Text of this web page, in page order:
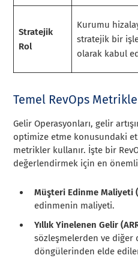
Stratejik
Rol
Kurumu
stratejik bir
olarak kabul
Temel RevOps
Gelir Operasyonları, gelir
optimize etme konusundaki
metrikler kullanır. İşte bir
değerlendirmek için en
Müşteri Edinme Maliyeti
edinmenin maliyeti.
Yıllık Yinelenen Gelir
sözleşmelerden ve diğer
döngülerinden elde